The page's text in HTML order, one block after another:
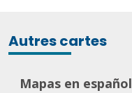
Autres cartes
Mapas en español